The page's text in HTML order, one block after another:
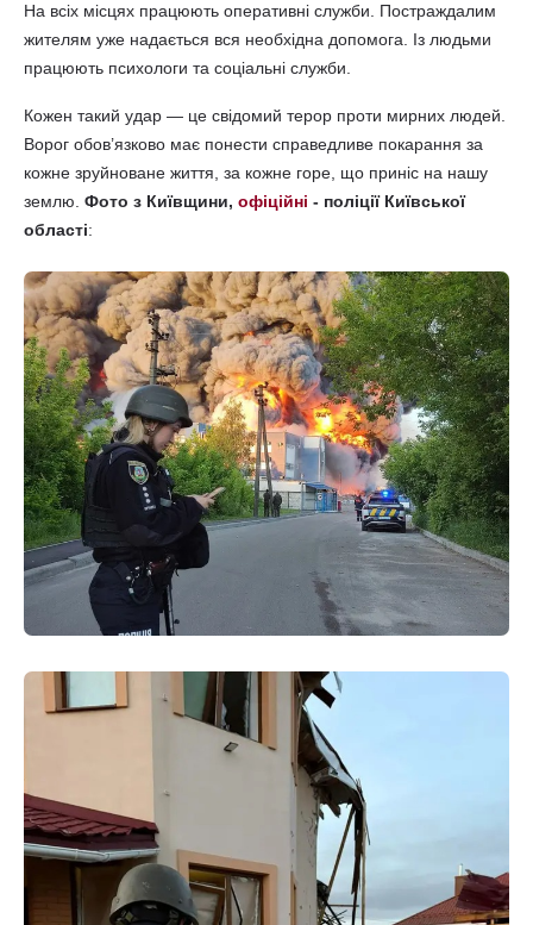
На всіх місцях працюють оперативні служби. Постраждалим
жителям уже надається вся необхідна допомога. Із людьми
працюють психологи та соціальні служби.
Кожен такий удар — це свідомий терор проти мирних людей.
Ворог обов’язково має понести справедливе покарання за
кожне зруйноване життя, за кожне горе, що приніс на нашу
землю. Фото з Київщини, офіційні - поліції Київської
області: